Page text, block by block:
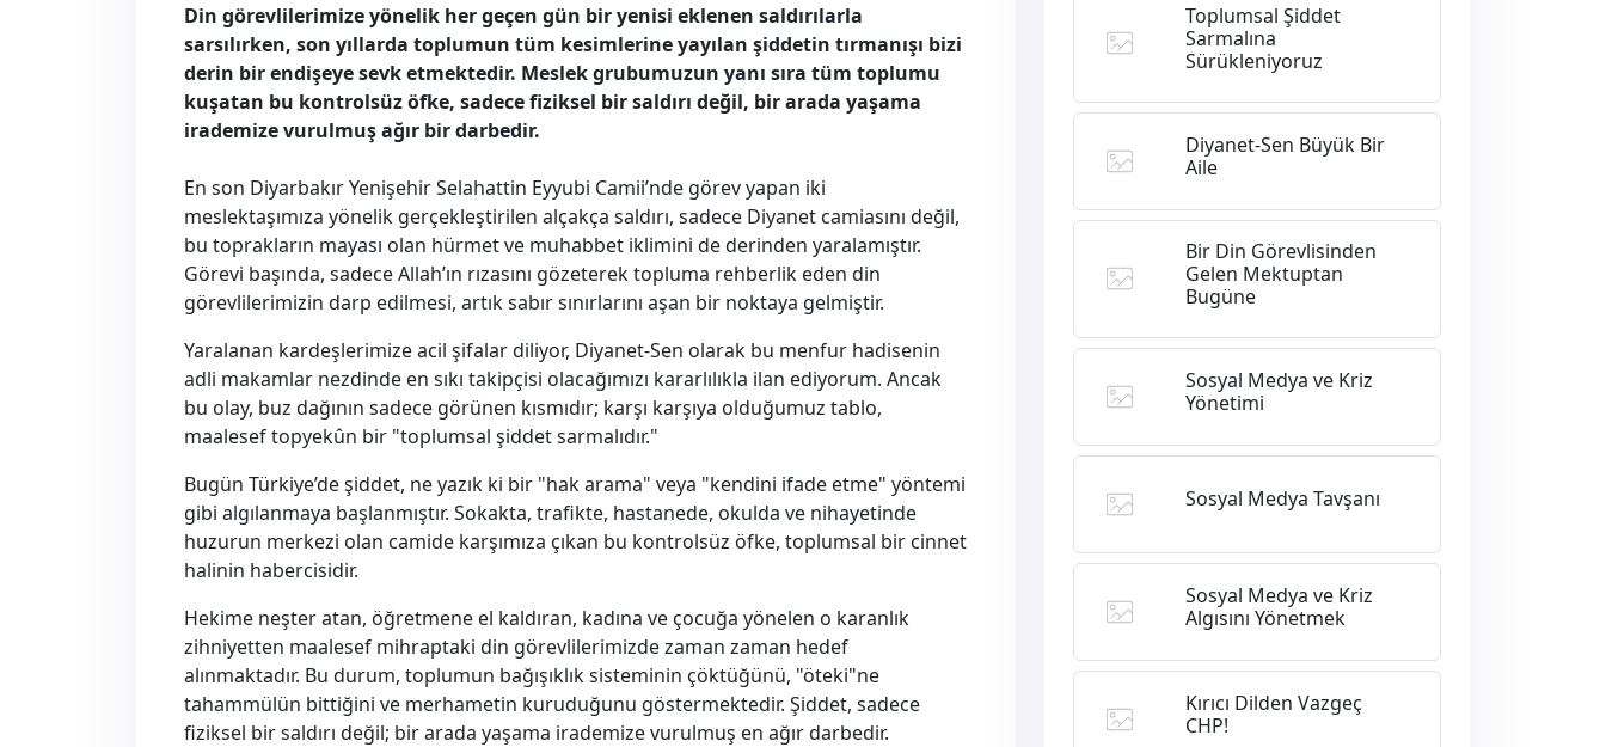
Din görevlilerimize yönelik her geçen gün bir yenisi eklenen saldırılarla
sarsılırken, son yıllarda toplumun tüm kesimlerine yayılan şiddetin tırmanışı bizi
derin bir endişeye sevk etmektedir. Meslek grubumuzun yanı sıra tüm toplumu
kuşatan bu kontrolsüz öfke, sadece fiziksel bir saldırı değil, bir arada yaşama
irademize vurulmuş ağır bir darbedir.
En son Diyarbakır Yenişehir Selahattin Eyyubi Camii’nde görev yapan iki
meslektaşımıza yönelik gerçekleştirilen alçakça saldırı, sadece Diyanet camiasını değil,
bu toprakların mayası olan hürmet ve muhabbet iklimini de derinden yaralamıştır.
Görevi başında, sadece Allah’ın rızasını gözeterek topluma rehberlik eden din
görevlilerimizin darp edilmesi, artık sabır sınırlarını aşan bir noktaya gelmiştir.
Yaralanan kardeşlerimize acil şifalar diliyor, Diyanet-Sen olarak bu menfur hadisenin
adli makamlar nezdinde en sıkı takipçisi olacağımızı kararlılıkla ilan ediyorum. Ancak
bu olay, buz dağının sadece görünen kısmıdır; karşı karşıya olduğumuz tablo,
maalesef topyekûn bir "toplumsal şiddet sarmalıdır."
Bugün Türkiye’de şiddet, ne yazık ki bir "hak arama" veya "kendini ifade etme" yöntemi
gibi algılanmaya başlanmıştır. Sokakta, trafikte, hastanede, okulda ve nihayetinde
huzurun merkezi olan camide karşımıza çıkan bu kontrolsüz öfke, toplumsal bir cinnet
halinin habercisidir.
Hekime neşter atan, öğretmene el kaldıran, kadına ve çocuğa yönelen o karanlık
zihniyetten maalesef mihraptaki din görevlilerimizde zaman zaman hedef
alınmaktadır. Bu durum, toplumun bağışıklık sisteminin çöktüğünü, "öteki"ne
tahammülün bittiğini ve merhametin kuruduğunu göstermektedir. Şiddet, sadece
fiziksel bir saldırı değil; bir arada yaşama irademize vurulmuş en ağır darbedir.
Toplumsal Şiddet
Sarmalına
Sürükleniyoruz
Diyanet-Sen Büyük Bir
Aile
Bir Din Görevlisinden
Gelen Mektuptan
Bugüne
Sosyal Medya ve Kriz
Yönetimi
Sosyal Medya Tavşanı
Sosyal Medya ve Kriz
Algısını Yönetmek
Kırıcı Dilden Vazgeç
CHP!